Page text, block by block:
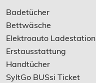
Badetücher
Bettwäsche
Elektroauto Ladestation
Erstausstattung
Handtücher
SyltGo BUSsi Ticket